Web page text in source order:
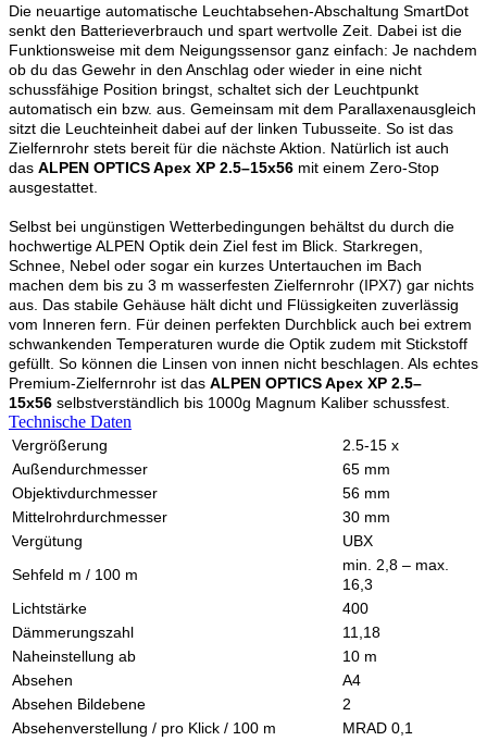
Die neuartige automatische Leuchtabsehen-Abschaltung SmartDot
senkt den Batterieverbrauch und spart wertvolle Zeit. Dabei ist die
Funktionsweise mit dem Neigungssensor ganz einfach: Je nachdem
ob du das Gewehr in den Anschlag oder wieder in eine nicht
schussfähige Position bringst, schaltet sich der Leuchtpunkt
automatisch ein bzw. aus. Gemeinsam mit dem Parallaxenausgleich
sitzt die Leuchteinheit dabei auf der linken Tubusseite. So ist das
Zielfernrohr stets bereit für die nächste Aktion. Natürlich ist auch
das ALPEN OPTICS Apex XP 2.5–15x56 mit einem Zero-Stop
ausgestattet.
Selbst bei ungünstigen Wetterbedingungen behältst du durch die
hochwertige ALPEN Optik dein Ziel fest im Blick. Starkregen,
Schnee, Nebel oder sogar ein kurzes Untertauchen im Bach
machen dem bis zu 3 m wasserfesten Zielfernrohr (IPX7) gar nichts
aus. Das stabile Gehäuse hält dicht und Flüssigkeiten zuverlässig
vom Inneren fern. Für deinen perfekten Durchblick auch bei extrem
schwankenden Temperaturen wurde die Optik zudem mit Stickstoff
gefüllt. So können die Linsen von innen nicht beschlagen. Als echtes
Premium-Zielfernrohr ist das ALPEN OPTICS Apex XP 2.5–
15x56 selbstverständlich bis 1000g Magnum Kaliber schussfest.
Technische Daten
Vergrößerung
2.5-15 x
Außendurchmesser
65 mm
Objektivdurchmesser
56 mm
Mittelrohrdurchmesser
30 mm
Vergütung
UBX
Sehfeld m / 100 m
min. 2,8 – max.
16,3
Lichtstärke
400
Dämmerungszahl
11,18
Naheinstellung ab
10 m
Absehen
A4
Absehen Bildebene
2
Absehenverstellung / pro Klick / 100 m
MRAD 0,1